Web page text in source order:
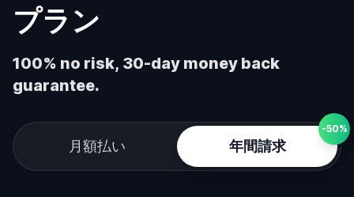
プラン
100% no risk, 30-day money back
guarantee.
月額払い 年間請求
-50%